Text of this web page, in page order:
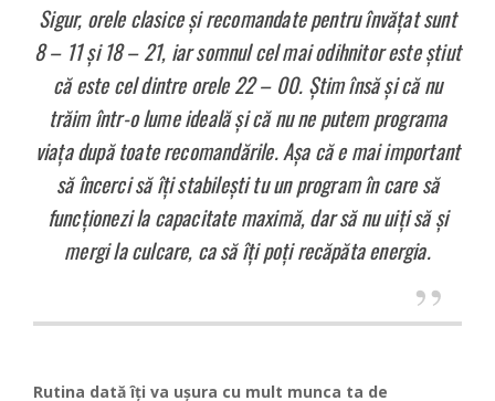
Sigur, orele clasice şi recomandate pentru învăţat sunt
8 – 11 şi 18 – 21, iar somnul cel mai odihnitor este ştiut
că este cel dintre orele 22 – 00. Ştim însă şi că nu
trăim într-o lume ideală şi că nu ne putem programa
viaţa după toate recomandările. Aşa că e mai important
să încerci să îţi stabileşti tu un program în care să
funcţionezi la capacitate maximă, dar să nu uiţi să şi
mergi la culcare, ca să îţi poţi recăpăta energia.
Rutina dată îți va ușura cu mult munca ta de